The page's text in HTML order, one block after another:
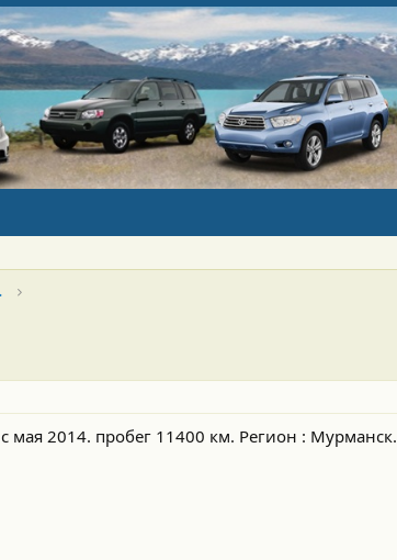
сюда!
мая 2014. пробег 11400 км. Регион : Мурманск.